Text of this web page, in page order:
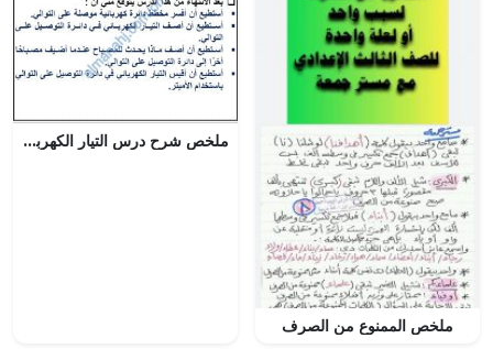
ملخص الممنوع من الصرف
ملخص شرح درس التيار الكهربائي في الدائرة الكهربائية مع حل الأنشطة (علوم) الثامن